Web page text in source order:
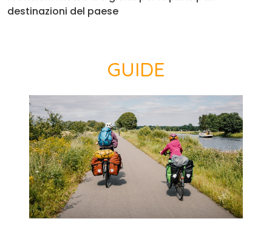
destinazioni del paese
GUIDE